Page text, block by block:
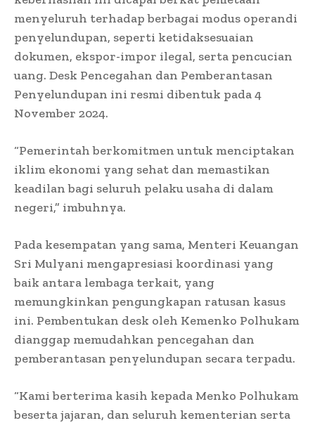
menyeluruh terhadap berbagai modus operandi
penyelundupan, seperti ketidaksesuaian
dokumen, ekspor-impor ilegal, serta pencucian
uang. Desk Pencegahan dan Pemberantasan
Penyelundupan ini resmi dibentuk pada 4
November 2024.
“Pemerintah berkomitmen untuk menciptakan
iklim ekonomi yang sehat dan memastikan
keadilan bagi seluruh pelaku usaha di dalam
negeri,” imbuhnya.
Pada kesempatan yang sama, Menteri Keuangan
Sri Mulyani mengapresiasi koordinasi yang
baik antara lembaga terkait, yang
memungkinkan pengungkapan ratusan kasus
ini. Pembentukan desk oleh Kemenko Polhukam
dianggap memudahkan pencegahan dan
pemberantasan penyelundupan secara terpadu.
“Kami berterima kasih kepada Menko Polhukam
beserta jajaran, dan seluruh kementerian serta